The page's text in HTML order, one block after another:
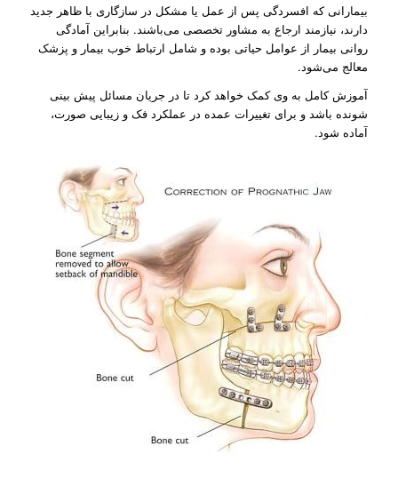
بیمارانی که افسردگی پس از عمل یا مشکل در سازگاری با ظاهر جدید
دارند، نیازمند ارجاع به مشاور تخصصی می‌باشند. بنابراین آمادگی
روانی بیمار از عوامل حیاتی بوده و شامل ارتباط خوب بیمار و پزشک
معالج می‌شود.
آموزش کامل به وی کمک خواهد کرد تا در جریان مسائل پیش بینی
شونده باشد و برای تغییرات عمده در عملکرد فک و زیبایی صورت،
آماده شود.